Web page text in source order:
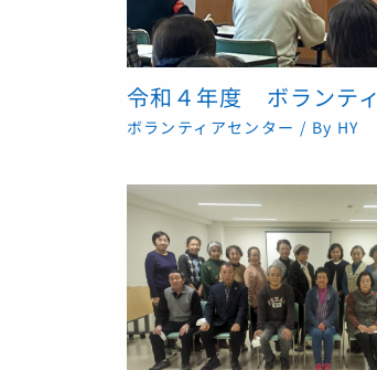
令和４年度 ボランテ
ボランティアセンター / By HY